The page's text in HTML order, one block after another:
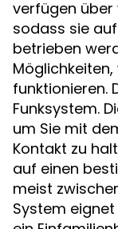
verfügen über
sodass sie
betrieben
funktionieren.
Funksystem.
um Sie mit
Kontakt zu
auf einen
meist
System